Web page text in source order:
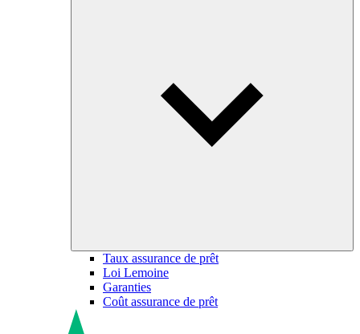
Taux assurance de prêt
Loi Lemoine
Garanties
Coût assurance de prêt